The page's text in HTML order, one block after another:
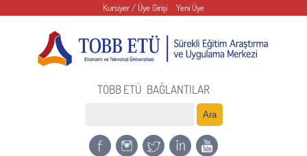
Kursiyer / Üye Girişi Yeni Üye
TOBB ETÜ BAĞLANTILAR